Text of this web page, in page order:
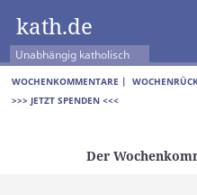
kath.de
Unabhängig katholisch
WOCHENKOMMENTARE |
>>> JETZT SPENDEN <<<
Der